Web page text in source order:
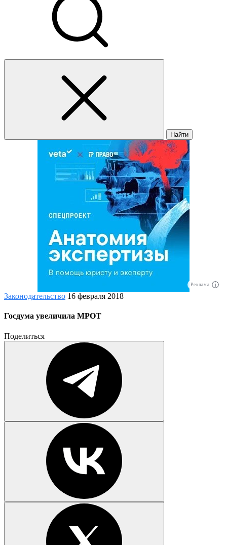
Найти
Реклама
Законодательство 16 февраля 2018
Госдума увеличила МРОТ
Поделиться